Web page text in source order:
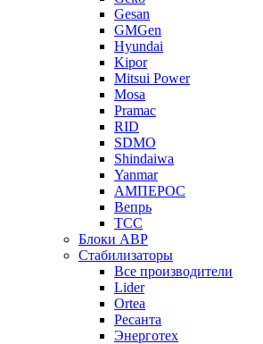
Gesan
GMGen
Hyundai
Kipor
Mitsui Power
Mosa
Pramac
RID
SDMO
Shindaiwa
Yanmar
АМПЕРОС
Вепрь
ТСС
Блоки АВР
Стабилизаторы
Все производители
Lider
Ortea
Ресанта
Энерготех